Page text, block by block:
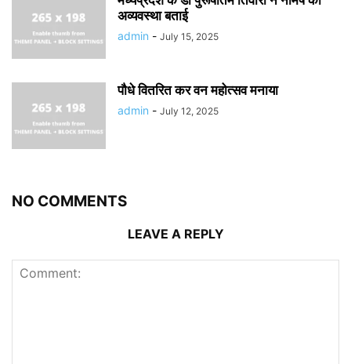
अव्यवस्था बताई
admin - July 15, 2025
पौधे वितरित कर वन महोत्सव मनाया
admin - July 12, 2025
NO COMMENTS
LEAVE A REPLY